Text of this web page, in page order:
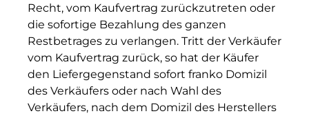
Recht, vom Kaufvertrag zurückzutreten oder
die sofortige Bezahlung des ganzen
Restbetrages zu verlangen. Tritt der Verkäufer
vom Kaufvertrag zurück, so hat der Käufer
den Liefergegenstand sofort franko Domizil
des Verkäufers oder nach Wahl des
Verkäufers, nach dem Domizil des Herstellers